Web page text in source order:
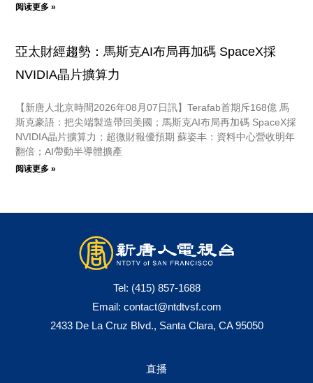
阅读更多 »
亞太財經趨勢：馬斯克AI布局再加碼 SpaceX採
NVIDIA晶片擴算力
【新唐人北京時間2026年08月07日訊】Terafab首期斥168億 馬
斯克豪語：把尖端製造帶回美國；馬斯克AI布局再加碼 SpaceX採
NVIDIA晶片擴算力；超微財報優預期 蘇姿丰：資料中心營收明年
翻倍；AI帶動半導體擴產
阅读更多 »
Tel: (415) 857-1688
Email: contact@ntdtvsf.com
2433 De La Cruz Blvd., Santa Clara, CA 95050
直播